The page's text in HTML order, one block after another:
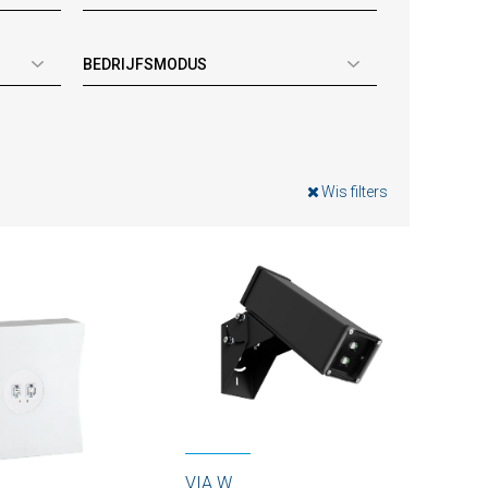
Wis filters
BEDRIJFSMODUS
VIA W